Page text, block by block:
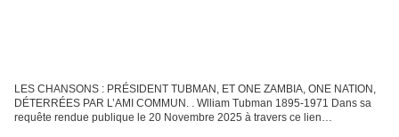
LES CHANSONS : PRÉSIDENT TUBMAN, ET ONE ZAMBIA, ONE NATION,
DÉTERRÉES PAR L’AMI COMMUN. . Wlliam Tubman 1895-1971 Dans sa
requête rendue publique le 20 Novembre 2025 à travers ce lien